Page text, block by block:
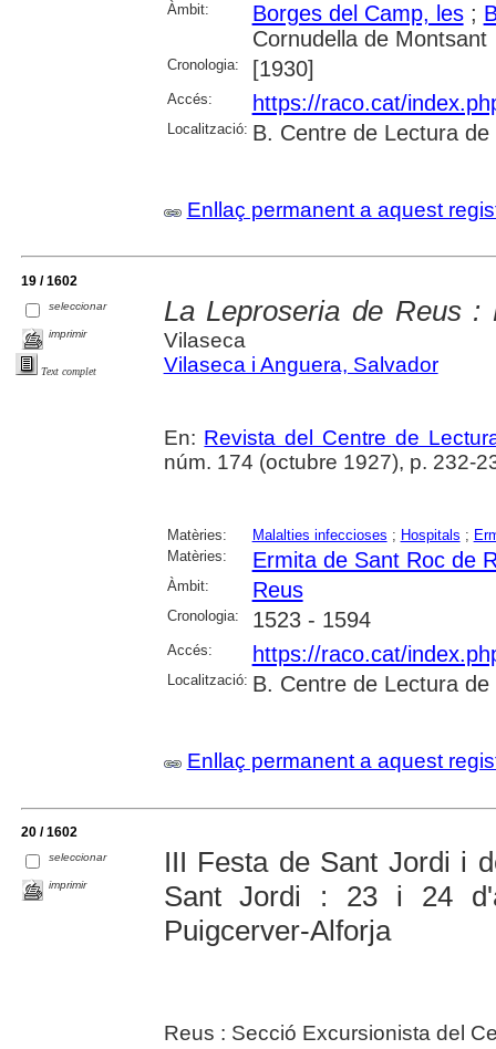
Àmbit:
Borges del Camp, les;
Cornudella de Montsant
Cronologia: [1930]
Accés: https://raco.cat/
Localització: B. Centre de Lectura de
Enllaç permanent a aquest
19 / 1602
seleccionar
imprimir
Text complet
La Leproseria de Reus :
Vilaseca
Vilaseca i Anguera, Salvador
En: Revista del Centre de
núm. 174 (octubre 1927), p. 232-
Matèries: Malalties infeccioses ; Hospitals ;
Matèries:
Ermita de Sant Roc de
Àmbit: Reus
Cronologia: 1523 - 1594
Accés: https://raco.cat/
Localització: B. Centre de Lectura de
Enllaç permanent a aquest
20 / 1602
seleccionar
imprimir
III Festa de Sant Jordi i
Sant Jordi : 23 i 24
Puigcerver-Alforja
Reus : Secció Excursionista del